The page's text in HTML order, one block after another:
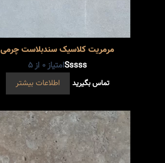
مرمریت کلاسیک سندبلاست چرمی
امتیاز0 از 5
تماس بگیرید اطلاعات بیشتر